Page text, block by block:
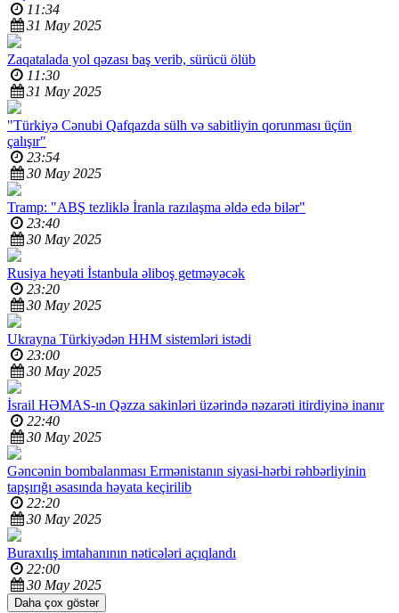
11:34
31 May 2025
Zaqatalada yol qəzası baş verib, sürücü ölüb
11:30
31 May 2025
"Türkiyə Cənubi Qafqazda sülh və sabitliyin qorunması üçün
çalışır"
23:54
30 May 2025
Tramp: "ABŞ tezliklə İranla razılaşma əldə edə bilər"
23:40
30 May 2025
Rusiya heyəti İstanbula əliboş getməyəcək
23:20
30 May 2025
Ukrayna Türkiyədən HHM sistemləri istədi
23:00
30 May 2025
İsrail HƏMAS-ın Qəzza sakinləri üzərində nəzarəti itirdiyinə inanır
22:40
30 May 2025
Gəncənin bombalanması Ermənistanın siyasi-hərbi rəhbərliyinin
tapşırığı əsasında həyata keçirilib
22:20
30 May 2025
Buraxılış imtahanının nəticələri açıqlandı
22:00
30 May 2025
Daha çox göstər